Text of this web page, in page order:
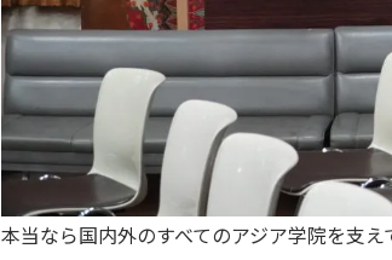
本当なら国内外のすべてのアジア学院を支